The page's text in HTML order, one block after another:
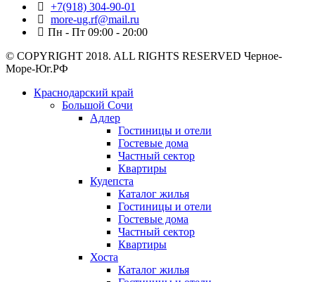
+7(918) 304-90-01
more-ug.rf@mail.ru
Пн - Пт 09:00 - 20:00
© COPYRIGHT 2018. ALL RIGHTS RESERVED Черное-
Море-Юг.РФ
Краснодарский край
Большой Сочи
Адлер
Гостиницы и отели
Гостевые дома
Частный сектор
Квартиры
Кудепста
Каталог жилья
Гостиницы и отели
Гостевые дома
Частный сектор
Квартиры
Хоста
Каталог жилья